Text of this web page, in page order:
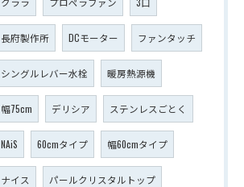
長府製作所 DCモーター ファンタッチ
シングルレバー水栓 暖房熱源機
幅75cm デリシア ステンレスごとく
NAiS 60cmタイプ 幅60cmタイプ
ナイス パールクリスタルトップ